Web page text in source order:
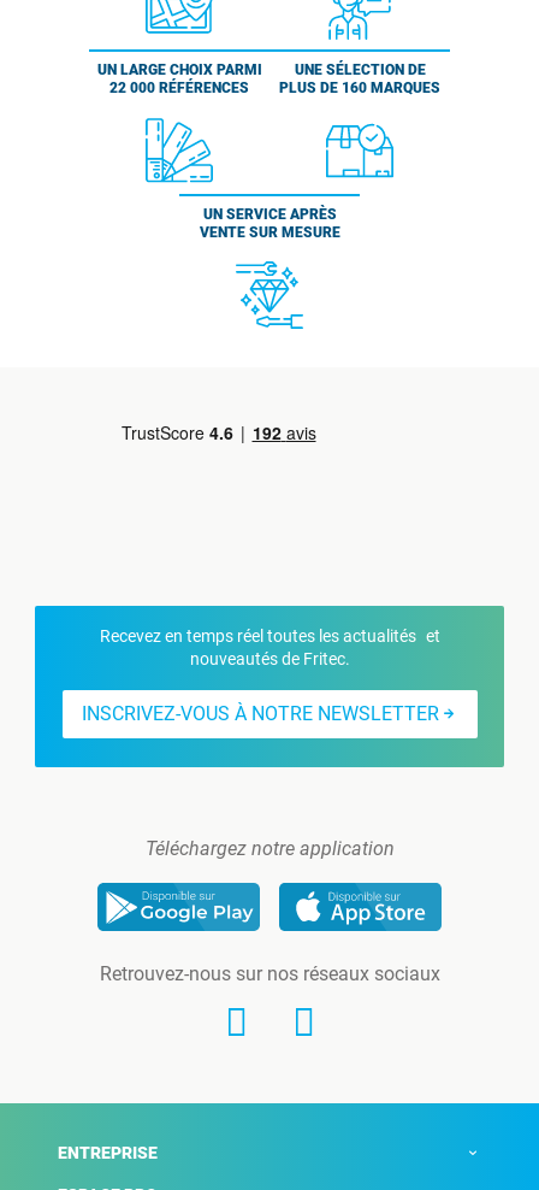
UN LARGE CHOIX PARMI
22 000 RÉFÉRENCES
UNE SÉLECTION DE
PLUS DE 160 MARQUES
UN SERVICE APRÈS
VENTE SUR MESURE
Recevez en temps réel toutes les actualités et
nouveautés de Fritec.
INSCRIVEZ-VOUS À NOTRE NEWSLETTER
Téléchargez notre application
Retrouvez-nous sur nos réseaux sociaux
ENTREPRISE